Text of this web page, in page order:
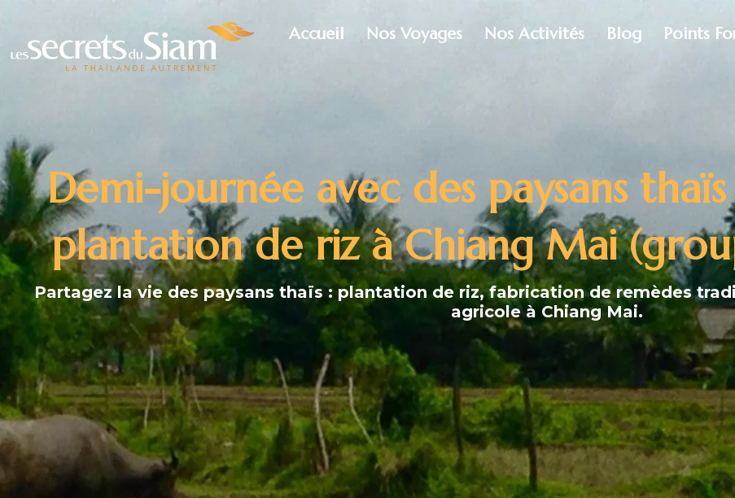
Accueil Nos Voyages Nos Activités Blog Points
Demi-journée avec des paysans
plantation de riz à Chiang Mai
Partagez la vie des paysans thaïs : plantation de riz, fabrication de remèdes
agricole à Chiang Mai.